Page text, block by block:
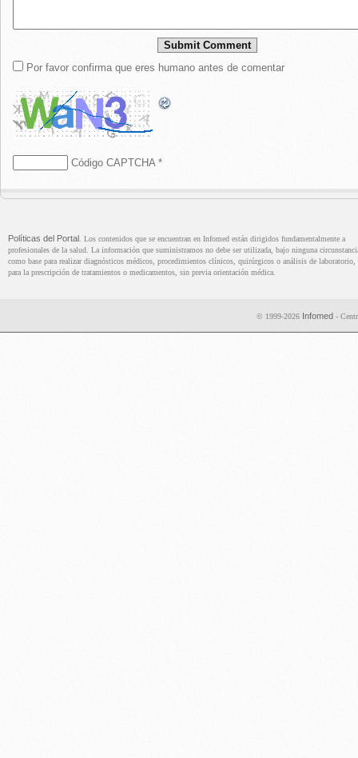
Por favor confirma que eres humano antes de comentar
Código CAPTCHA*
Políticas del Portal . Los contenidos que se encuentran en Infomed están dirigidos fundamentalmente a
profesionales de la salud. La información que suministramos no debe ser utilizada, bajo ninguna
como base para realizar diagnósticos médicos, procedimientos clínicos, quirúrgicos o análisis de laboratorio,
para la prescripción de tratamientos o medicamentos, sin previa orientación médica.
© 1999-2026 Infomed -